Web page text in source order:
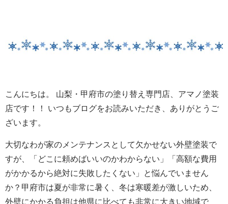
こんにちは。 山梨・甲府市の塗り替え専門店、アマノ塗装
店です！！ いつもブログをお読みいただき、ありがとうご
ざいます。
大切なわが家のメンテナンスとして欠かせない外壁塗装で
すが、「どこに頼めばいいのかわからない」「高額な費用
がかかるから絶対に失敗したくない」と悩んでいません
か？甲府市は夏が非常に暑く、冬は寒暖差が激しいため、
外壁にかかる負担は他県に比べても非常に大きい地域で